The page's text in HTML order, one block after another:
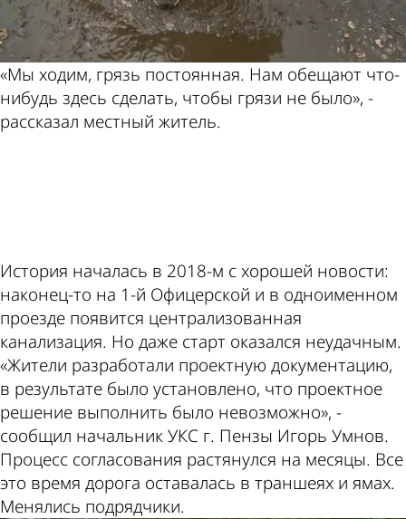
«Мы ходим, грязь постоянная. Нам обещают что-
нибудь здесь сделать, чтобы грязи не было», -
рассказал местный житель.
История началась в 2018-м с хорошей новости:
наконец-то на 1-й Офицерской и в одноименном
проезде появится централизованная
канализация. Но даже старт оказался неудачным.
«Жители разработали проектную документацию,
в результате было установлено, что проектное
решение выполнить было невозможно», -
сообщил начальник УКС г. Пензы Игорь Умнов.
Процесс согласования растянулся на месяцы. Все
это время дорога оставалась в траншеях и ямах.
Менялись подрядчики.